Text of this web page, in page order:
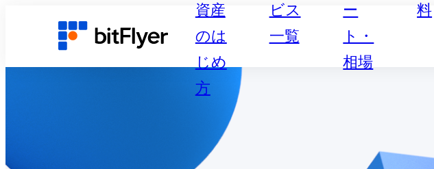
資産
のは
じめ
方
ビス
一覧
ー
ト・
相場
料